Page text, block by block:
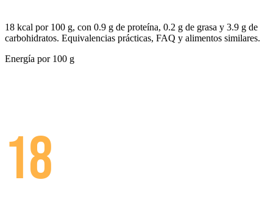
18 kcal por 100 g, con 0.9 g de proteína, 0.2 g de grasa y 3.9 g de
carbohidratos. Equivalencias prácticas, FAQ y alimentos similares.
Energía por 100 g
18